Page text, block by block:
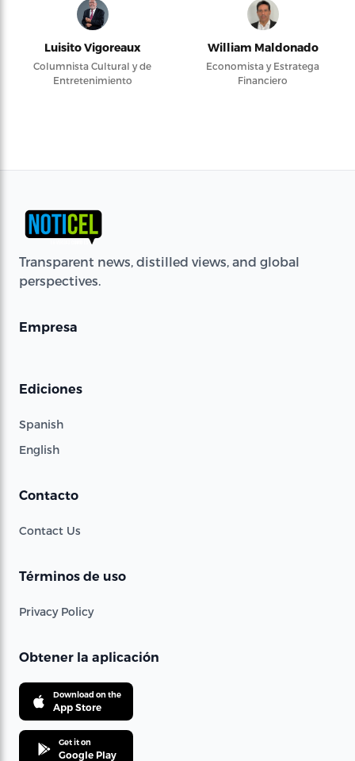
Luisito Vigoreaux
Columnista Cultural y de
Entretenimiento
William Maldonado
Economista y Estratega
Financiero
Transparent news, distilled views, and global
perspectives.
Empresa
Ediciones
Spanish
English
Contacto
Contact Us
Términos de uso
Privacy Policy
Obtener la aplicación
Download on the
App Store
Get it on
Google Play